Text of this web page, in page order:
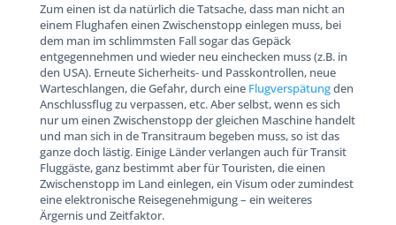
Zum einen ist da natürlich die Tatsache, dass man nicht an
einem Flughafen einen Zwischenstopp einlegen muss, bei
dem man im schlimmsten Fall sogar das Gepäck
entgegennehmen und wieder neu einchecken muss (z.B. in
den USA). Erneute Sicherheits- und Passkontrollen, neue
Warteschlangen, die Gefahr, durch eine Flugverspätungden
Anschlussflug zu verpassen, etc. Aber selbst, wenn es sich
nur um einen Zwischenstopp der gleichen Maschine handelt
und man sich in de Transitraum begeben muss, so ist das
ganze doch lästig. Einige Länder verlangen auch für Transit
Fluggäste, ganz bestimmt aber für Touristen, die einen
Zwischenstopp im Land einlegen, ein Visum oder zumindest
eine elektronische Reisegenehmigung – ein weiteres
Ärgernis und Zeitfaktor.